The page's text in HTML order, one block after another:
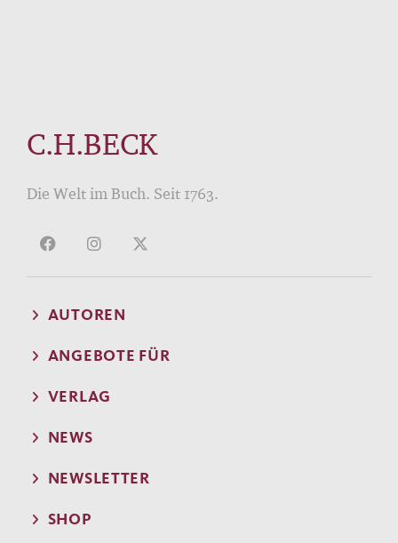
C.H.BECK
Die Welt im Buch. Seit 1763.
AUTOREN
ANGEBOTE FÜR
VERLAG
NEWS
NEWSLETTER
SHOP